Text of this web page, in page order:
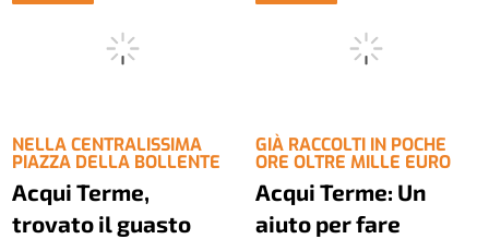
NELLA CENTRALISSIMA
PIAZZA DELLA BOLLENTE
Acqui Terme,
trovato il guasto
GIÀ RACCOLTI IN POCHE
ORE OLTRE MILLE EURO
Acqui Terme: Un
aiuto per fare